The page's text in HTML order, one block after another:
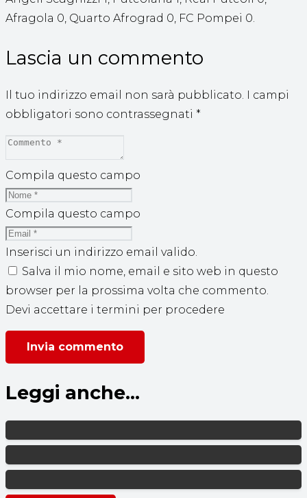
Afragola 0, Quarto Afrograd 0, FC Pompei 0.
Lascia un commento
Il tuo indirizzo email non sarà pubblicato. I campi
obbligatori sono contrassegnati *
Compila questo campo
Compila questo campo
Inserisci un indirizzo email valido.
Salva il mio nome, email e sito web in questo
browser per la prossima volta che commento.
Devi accettare i termini per procedere
Invia commento
Leggi anche...